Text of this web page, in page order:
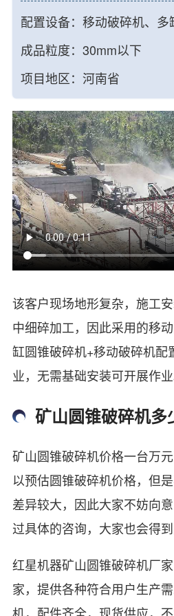
配置设备：移动破碎机、
成品粒度：30mm以下
项目地区：河南省
该客户现场地形复杂，施工
中细碎加工，因此采用的移
缸圆锥破碎机+移动破碎机配
业，无需基础安装可开展作业
矿山圆锥破碎机多
矿山圆锥破碎机价格一台万
以预估圆锥破碎机价格，但
差异较大，因此大家不妨向
过具体的咨询，大家也会得
红星机器矿山圆锥破碎机厂
家，提供各种符合用户生产